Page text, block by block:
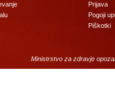
Prijava
Pogoji
Piškotki
Ministrstvo za zdravje